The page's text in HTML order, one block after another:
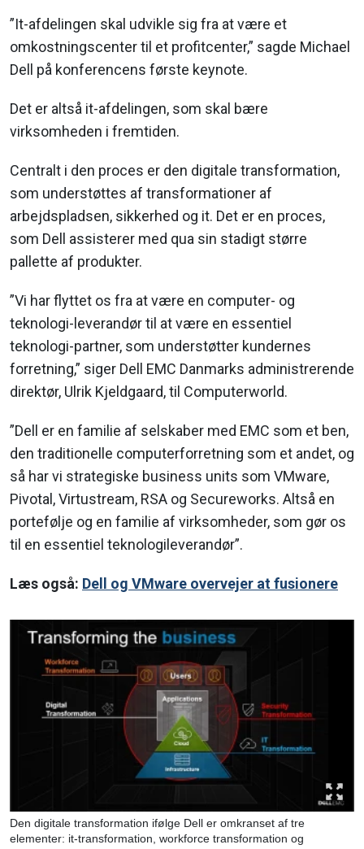
”It-afdelingen skal udvikle sig fra at være et
omkostningscenter til et profitcenter,” sagde Michael
Dell på konferencens første keynote.
Det er altså it-afdelingen, som skal bære
virksomheden i fremtiden.
Centralt i den proces er den digitale transformation,
som understøttes af transformationer af
arbejdspladsen, sikkerhed og it. Det er en proces,
som Dell assisterer med qua sin stadigt større
pallette af produkter.
”Vi har flyttet os fra at være en computer- og
teknologi-leverandør til at være en essentiel
teknologi-partner, som understøtter kundernes
forretning,” siger Dell EMC Danmarks administrerende
direktør, Ulrik Kjeldgaard, til Computerworld.
”Dell er en familie af selskaber med EMC som et ben,
den traditionelle computerforretning som et andet, og
så har vi strategiske business units som VMware,
Pivotal, Virtustream, RSA og Secureworks. Altså en
portefølje og en familie af virksomheder, som gør os
til en essentiel teknologileverandør”.
Læs også: Dell og VMware overvejer at fusionere
Den digitale transformation ifølge Dell er omkranset af tre
elementer: it-transformation, workforce transformation og